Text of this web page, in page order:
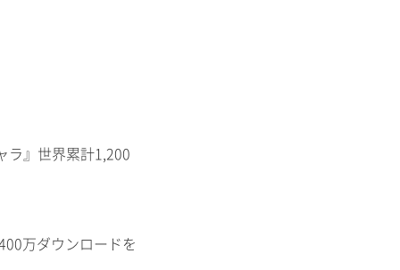
ラ』世界累計1,200
万ダウンロードを